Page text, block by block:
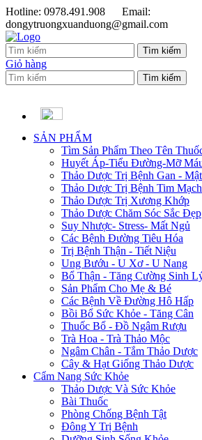
Hotline: 0978.491.908
Email:
dongytruongxuanduong@gmail.com
Giỏ hàng
SẢN PHẨM
Tìm Sản Phẩm Theo Tên
Huyết Áp-Tiểu Đường-Mỡ
Thảo Dược Trị Bệnh Gan - Mật
Thảo Dược Trị Bệnh Tim Mạch
Thảo Dược Trị Xương Khớp
Thảo Dược Chăm Sóc Sắc Đẹp
Suy Nhược- Stress- Mất Ngủ
Các Bệnh Đường Tiêu Hóa
Trị Bệnh Thận - Tiết Niệu
Ung Bướu - U Xơ - U Nang
Bổ Thận - Tăng Cường Sinh
Sản Phẩm Cho Mẹ & Bé
Các Bệnh Về Đường Hô Hấp
Bồi Bổ Sức Khỏe - Tăng Cân
Thuốc Bổ - Đồ Ngâm Rượu
Trà Hoa - Trà Thảo Mộc
Ngâm Chân - Tắm Thảo Dược
Cây & Hạt Giống Thảo Dược
Cẩm Nang Sức Khỏe
Thảo Dược Và Sức Khỏe
Bài Thuốc
Phòng Chống Bệnh Tật
Đông Y Trị Bệnh